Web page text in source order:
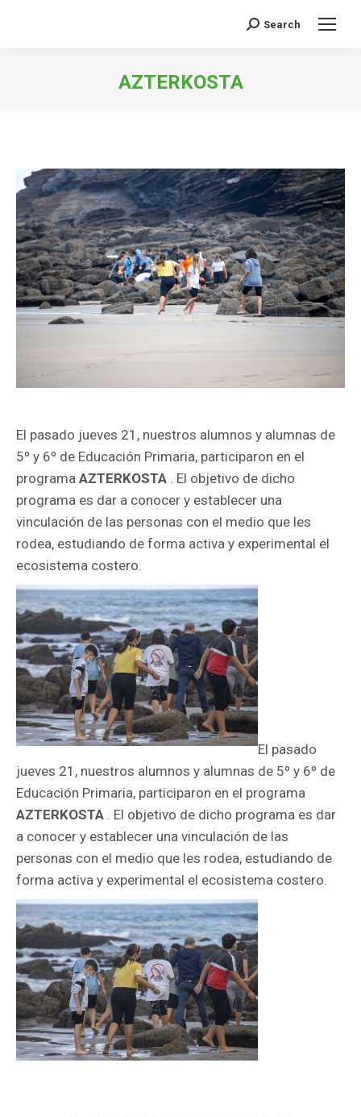
Buscar:
Search
AZTERKOSTA
El pasado jueves 21, nuestros alumnos y alumnas de
5º y 6º de Educación Primaria, participaron en el
programa AZTERKOSTA . El objetivo de dicho
programa es dar a conocer y establecer una
vinculación de las personas con el medio que les
rodea, estudiando de forma activa y experimental el
ecosistema costero.
El pasado
jueves 21, nuestros alumnos y alumnas de 5º y 6º de
Educación Primaria, participaron en el programa
AZTERKOSTA . El objetivo de dicho programa es dar
a conocer y establecer una vinculación de las
personas con el medio que les rodea, estudiando de
forma activa y experimental el ecosistema costero.